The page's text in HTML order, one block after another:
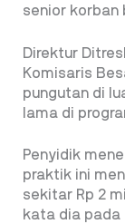
senior korban
Direktur
Komisaris
pungutan di
lama di
Penyidik
praktik ini
sekitar Rp 2
kata dia pada